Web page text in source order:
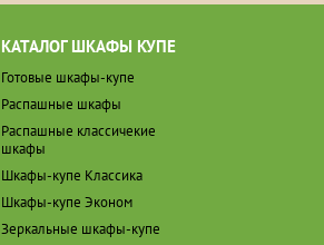
КАТАЛОГ ШКАФЫ КУПЕ
Готовые шкафы-купе
Распашные шкафы
Распашные классичекие
шкафы
Шкафы-купе Классика
Шкафы-купе Эконом
Зеркальные шкафы-купе